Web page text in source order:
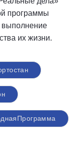
программы
выполнение
их жизни.